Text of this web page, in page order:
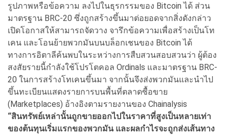
รูปภาพหรือข้อความ ลงไปในธุรกรรมของ Bitcoin ได้ ส่วน
มาตรฐาน BRC-20 ซึ่งถูกสร้างขึ้นมาต่อยอดจากสิ่งดังกล่าว
เปิดโอกาสให้สามารถจัดวาง จารึกข้อความเพื่อสร้างเป็นโท
เคน และโอนย้ายพวกมันบนบล็อกเชนของ Bitcoin ได้
ทางการอิตาลีค้นพบในระหว่างการสืบสวนสอบสวนว่า ผู้ต้อง
สงสัยรายนี้กำลังใช้โปรโตคอล Ordinals และมาตรฐาน BRC-
20 ในการสร้างโทเคนขึ้นมา จากนั้นจึงส่งพวกมันและนำไป
ขึ้นทะเบียนแสดงรายการบนพื้นที่ตลาดซื้อขาย
(Marketplaces) อ้างอิงตามรายงานของ Chainalysis
“สินทรัพย์เหล่านั้นถูกขายออกไปในราคาที่สูงเป็นหลายเท่า
ของต้นทุนเริ่มแรกของพวกมัน และผลกำไรจะถูกส่งเส้นทาง